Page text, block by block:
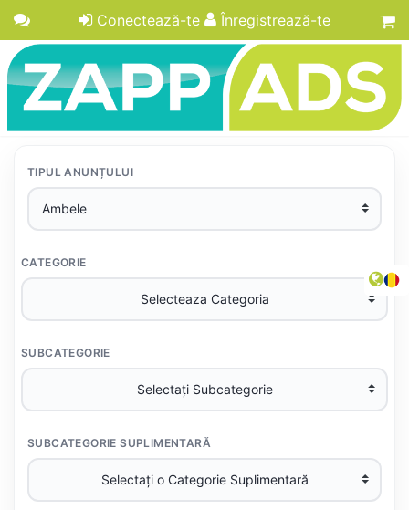
Conectează-te Înregistrează-te
TIPUL ANUNȚULUI
CATEGORIE
SUBCATEGORIE
SUBCATEGORIE SUPLIMENTARĂ